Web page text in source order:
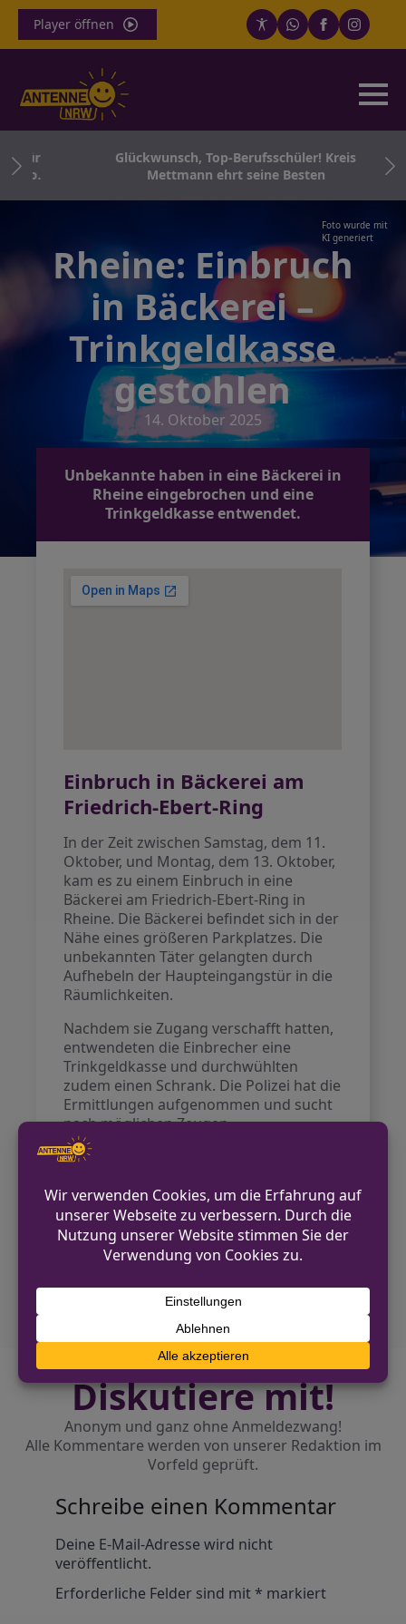
Player öffnen
Glückwunsch, Top-Berufsschüler! Kreis
Mettmann ehrt seine Besten
Foto wurde mit
KI generiert
Rheine: Einbruch
in Bäckerei –
Trinkgeldkasse
gestohlen
14. Oktober 2025
Unbekannte haben in eine Bäckerei in
Rheine eingebrochen und eine
Trinkgeldkasse entwendet.
Einbruch in Bäckerei am
Friedrich-Ebert-Ring
In der Zeit zwischen Samstag, dem 11.
Oktober, und Montag, dem 13. Oktober,
kam es zu einem Einbruch in eine
Bäckerei am Friedrich-Ebert-Ring in
Rheine. Die Bäckerei befindet sich in der
Nähe eines größeren Parkplatzes. Die
unbekannten Täter gelangten durch
Aufhebeln der Haupteingangstür in die
Räumlichkeiten.
Nachdem sie Zugang verschafft hatten,
entwendeten die Einbrecher eine
Trinkgeldkasse und durchwühlten
zudem einen Schrank. Die Polizei hat die
Ermittlungen aufgenommen und sucht
nach möglichen Zeugen.
VORHERIGER BEITRAG
Zwei Wohnungen in Wuppertal evakuiert
NÄCHSTER BEITRAG
Mehrere Einbrüche in Hilchenbach – Polizei
Diskutiere mit!
Anonym und ganz ohne Anmeldezwang!
Alle Kommentare werden von unserer Redaktion im
Vorfeld geprüft.
Schreibe einen Kommentar
Deine E-Mail-Adresse wird nicht
veröffentlicht.
Erforderliche Felder sind mit * markiert